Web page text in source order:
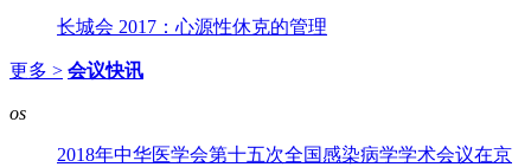
长城会 2017：心源性休克的管理
更多 > 会议快讯
os
2018年中华医学会第十五次全国感染病学学术会议在京